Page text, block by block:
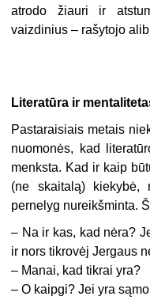
atrodo žiauri ir
vaizdinius – rašytojo
Literatūra ir
Pastaraisiais metais
nuomonės, kad
menksta. Kad ir kaip
(ne skaitalą) kiekybė,
pernelyg nureikšminta.
– Na ir kas, kad nėra?
ir nors tikrovėj Jergaus
– Manai, kad tikrai yra?
– O kaipgi? Jei yra